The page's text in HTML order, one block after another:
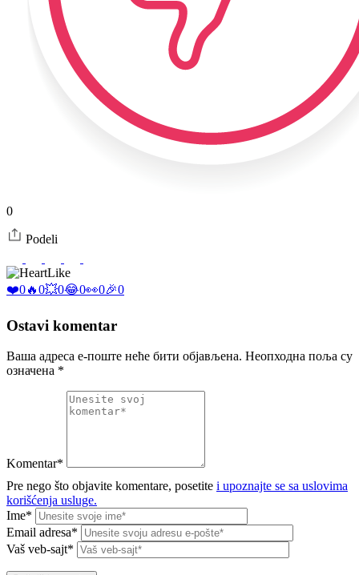
0
Podeli
Like
❤️0🔥0💥0😂0👀0🎉0
Ostavi komentar
Ваша адреса е-поште неће бити објављена. Неопходна поља су
означена *
Komentar*
Pre nego što objavite komentare, posetite i upoznajte se sa uslovima
korišćenja usluge.
Ime*
Email adresa*
Vaš veb-sajt*